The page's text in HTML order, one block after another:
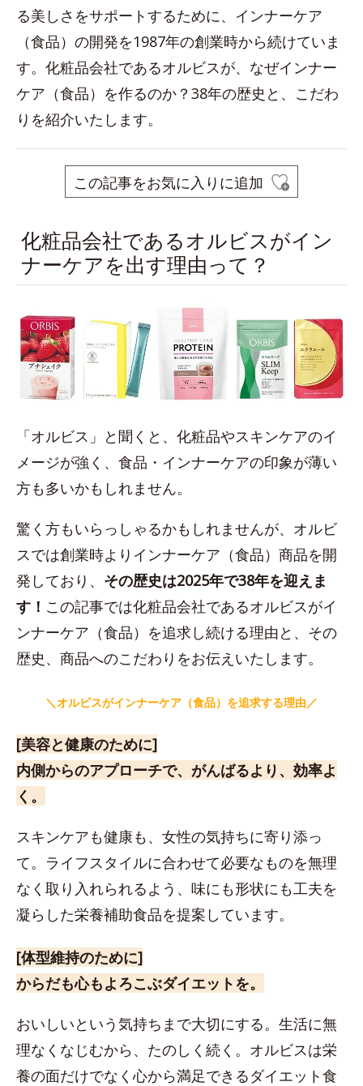
る美しさをサポートするために、インナーケア
（食品）の開発を1987年の創業時から続けていま
す。化粧品会社であるオルビスが、なぜインナー
ケア（食品）を作るのか？38年の歴史と、こだわ
りを紹介いたします。
この記事をお気に入りに追加
化粧品会社であるオルビスがイン
ナーケアを出す理由って？
「オルビス」と聞くと、化粧品やスキンケアのイ
メージが強く、食品・インナーケアの印象が薄い
方も多いかもしれません。
驚く方もいらっしゃるかもしれませんが、オルビ
スでは創業時よりインナーケア（食品）商品を開
発しており、 その歴史は2025年で38年を迎えま
す！ この記事では化粧品会社であるオルビスがイ
ンナーケア（食品）を追求し続ける理由と、その
歴史、商品へのこだわりをお伝えいたします。
＼オルビスがインナーケア（食品）を追求する理由／
[美容と健康のために]
内側からのアプローチで、がんばるより、効率よ
く。
スキンケアも健康も、女性の気持ちに寄り添っ
て。ライフスタイルに合わせて必要なものを無理
なく取り入れられるよう、味にも形状にも工夫を
凝らした栄養補助食品を提案しています。
[体型維持のために]
からだも心もよろこぶダイエットを。
おいしいという気持ちまで大切にする。生活に無
理なくなじむから、たのしく続く。オルビスは栄
養の面だけでなく心から満足できるダイエット食